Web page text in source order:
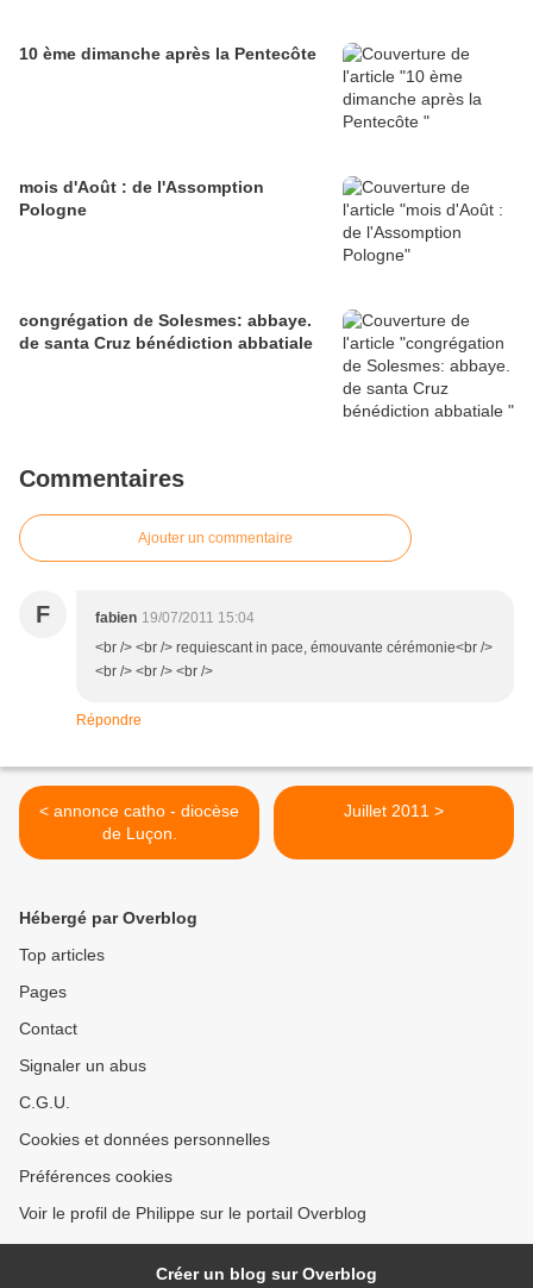
10 ème dimanche après la Pentecôte
mois d'Août : de l'Assomption
Pologne
congrégation de Solesmes: abbaye.
de santa Cruz bénédiction abbatiale
Commentaires
Ajouter un commentaire
F fabien 19/07/2011 15:04
<br /> <br /> requiescant in pace, émouvante cérémonie<br />
<br /> <br /> <br />
Répondre
< annonce catho - diocèse
de Luçon.
Juillet 2011 >
Hébergé par Overblog
Top articles
Pages
Contact
Signaler un abus
C.G.U.
Cookies et données personnelles
Préférences cookies
Voir le profil de Philippe sur le portail Overblog
Créer un blog sur Overblog